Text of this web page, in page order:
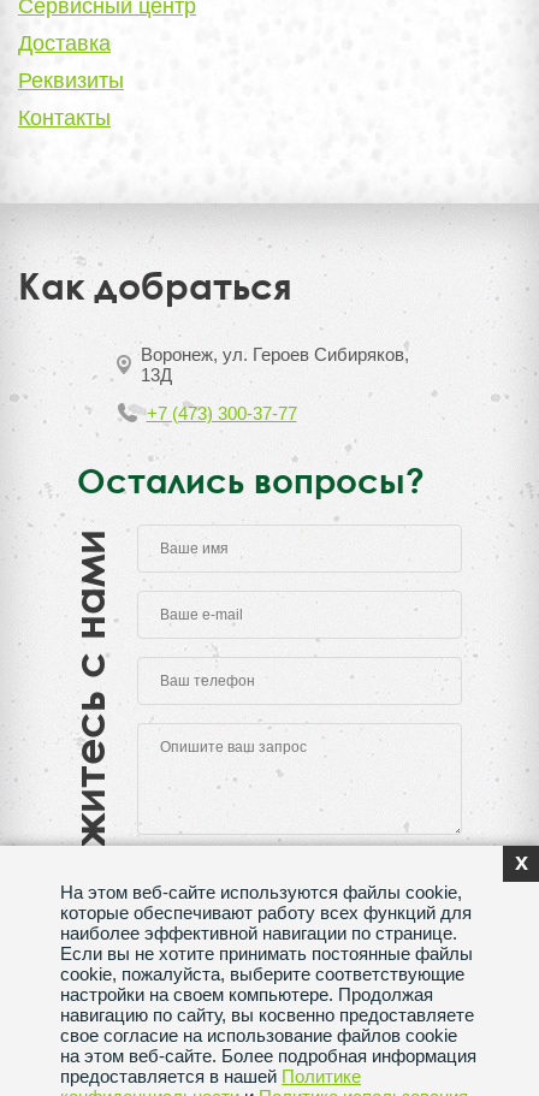
Сервисный центр
Доставка
Реквизиты
Контакты
Как добраться
Воронеж, ул. Героев Сибиряков,
13Д
+7 (473) 300-37-77
Остались вопросы?
Свяжитесь с нами
Нажимая на кнопку "Отправить", Вы даете согласие
на обработку своихперсональных данных
Сделано в веб-студииSeoMAX
Политика конфиденциальности
x
На этом веб-сайте используются файлы cookie,
которые обеспечивают работу всех функций для
наиболее эффективной навигации по странице.
Если вы не хотите принимать постоянные файлы
cookie, пожалуйста, выберите соответствующие
настройки на своем компьютере. Продолжая
навигацию по сайту, вы косвенно предоставляете
свое согласие на использование файлов cookie
на этом веб-сайте. Более подробная информация
предоставляется в нашей Политике